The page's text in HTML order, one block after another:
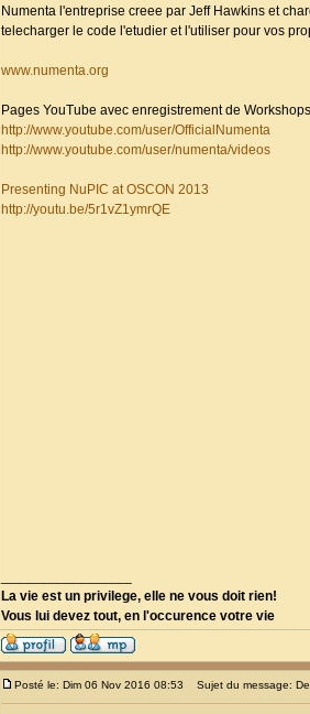
Numenta l'entreprise creee par Jeff Hawkins et
telecharger le code l'etudier et l'utiliser pour vos
www.numenta.org
Pages YouTube avec enregistrement de
http://www.youtube.com/user/OfficialNumenta
http://www.youtube.com/user/numenta/videos
Presenting NuPIC at OSCON 2013
http://youtu.be/5r1vZ1ymrQE
La vie est un privilege, elle ne vous doit rien!
Vous lui devez tout, en l'occurence votre vie
Posté le: Dim 06 Nov 2016 08:53 Sujet du message: